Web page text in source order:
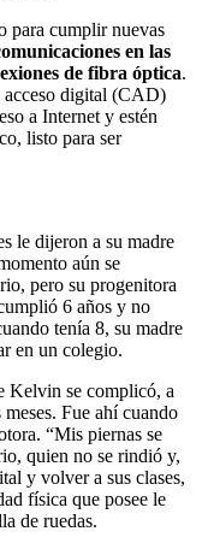
para cumplir nuevas
en las
de fibra óptica.
acceso digital (CAD)
a Internet y estén
listo para ser
le dijeron a su madre
aún se
pero su progenitora
6 años y no
tenía 8, su madre
en un colegio.
Kelvin se complicó, a
Fue ahí cuando
“Mis piernas se
quien no se rindió y,
y volver a sus clases,
física que posee le
de ruedas.